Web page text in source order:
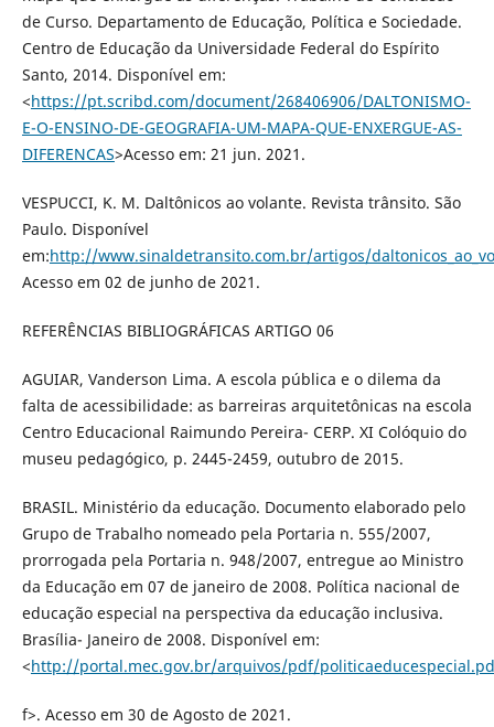
de Curso. Departamento de Educação, Política e Sociedade.
Centro de Educação da Universidade Federal do Espírito
Santo, 2014. Disponível em:
<https://pt.scribd.com/document/268406906/DALTONISMO-
E-O-ENSINO-DE-GEOGRAFIA-UM-MAPA-QUE-ENXERGUE-AS-
DIFERENCAS>Acesso em: 21 jun. 2021.
VESPUCCI, K. M. Daltônicos ao volante. Revista trânsito. São
Paulo. Disponível
em:http://www.sinaldetransito.com.br/artigos/
Acesso em 02 de junho de 2021.
REFERÊNCIAS BIBLIOGRÁFICAS ARTIGO 06
AGUIAR, Vanderson Lima. A escola pública e o dilema da
falta de acessibilidade: as barreiras arquitetônicas na escola
Centro Educacional Raimundo Pereira- CERP. XI Colóquio do
museu pedagógico, p. 2445-2459, outubro de 2015.
BRASIL. Ministério da educação. Documento elaborado pelo
Grupo de Trabalho nomeado pela Portaria n. 555/2007,
prorrogada pela Portaria n. 948/2007, entregue ao Ministro
da Educação em 07 de janeiro de 2008. Política nacional de
educação especial na perspectiva da educação inclusiva.
Brasília- Janeiro de 2008. Disponível em:
<http://portal.mec.gov.br/arquivos/pdf/politicaeducespecial.pd
f>. Acesso em 30 de Agosto de 2021.